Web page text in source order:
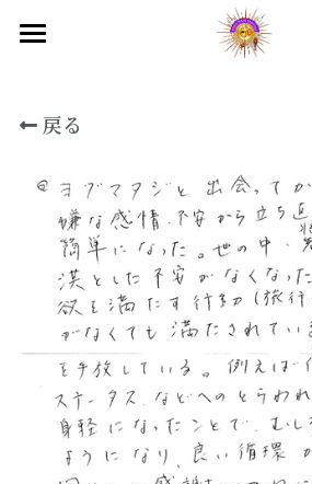
ヒマラヤ目覚めのセミナー
目覚めのプレ講座
映画上映会
テレビ出演
オンラインサロン
平和の祭典2026
入会のご案内
戻る